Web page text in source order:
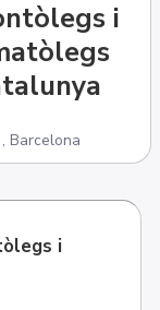
i
, Barcelona
i